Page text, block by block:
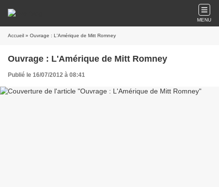
MENU
Accueil » Ouvrage : L'Amérique de Mitt Romney
Ouvrage : L'Amérique de Mitt Romney
Publié le 16/07/2012 à 08:41